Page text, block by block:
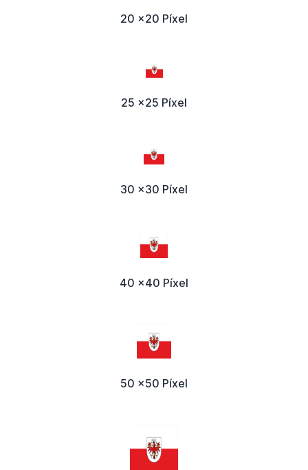
20 x20 Píxel
25 x25 Píxel
30 x30 Píxel
40 x40 Píxel
50 x50 Píxel